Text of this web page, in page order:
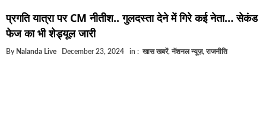
बिहार में एक और सिक्स लेन की मंजूरी.. जानिए किन-किन जिलों से
क्रिकेटर ईशान किशन की शादी फिक्स, गर्लफ्रेंड से होगी शादी.. ईशान
प्रगति यात्रा पर CM नीतीश.. गुलदस्ता देने में गिरे कई नेता… सेकंड
फेज का भी शेड्यूल जारी
By Nalanda Live December 23, 2024 in : खास खबरें, नॅशनल न्यूज़, राजनीति